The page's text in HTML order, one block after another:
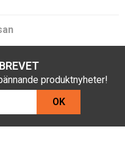
produktnyheter!
OK